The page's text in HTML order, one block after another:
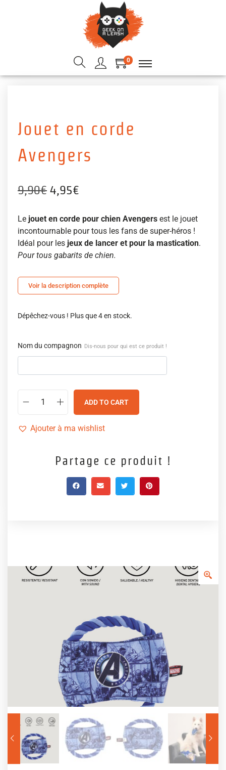
0
Jouet en corde
Avengers
9,90€ 4,95€
Le jouet en corde pour chien Avengers est le jouet
incontournable pour tous les fans de super-héros !
Idéal pour les jeux de lancer et pour la mastication.
Pour tous gabarits de chien.
Voir la description complète
Dépêchez-vous ! Plus que 4 en stock.
Nom du compagnon Dis-nous pour qui est ce produit !
ADD TO CART
Ajouter à ma wishlist
Partage ce produit !